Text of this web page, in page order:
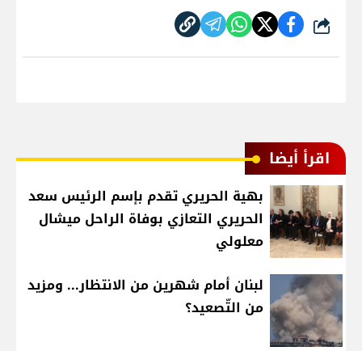
شارك
اقرأ أيضا
بهية الحريري تقدم بإسم الرئيس سعد
الحريري التعازي بوفاة الراحل ميشال
معلولي
لبنان أمام شهرين من الانتظار... ومزيد
من التّصعيد؟